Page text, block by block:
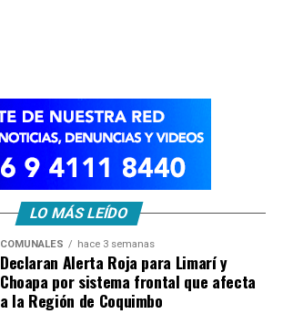
LO MÁS LEÍDO
COMUNALES hace 3 semanas
Declaran Alerta Roja para Limarí y
Choapa por sistema frontal que afecta
a la Región de Coquimbo